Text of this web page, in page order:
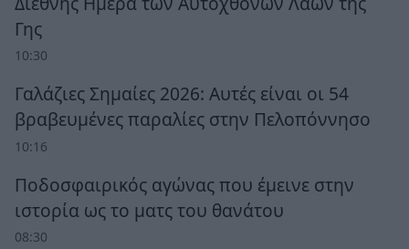
Γης
10:30
Γαλάζιες Σημαίες 2026: Αυτές είναι οι 54
βραβευμένες παραλίες στην Πελοπόννησο
10:16
Ποδοσφαιρικός αγώνας που έμεινε στην
ιστορία ως το ματς του θανάτου
08:30